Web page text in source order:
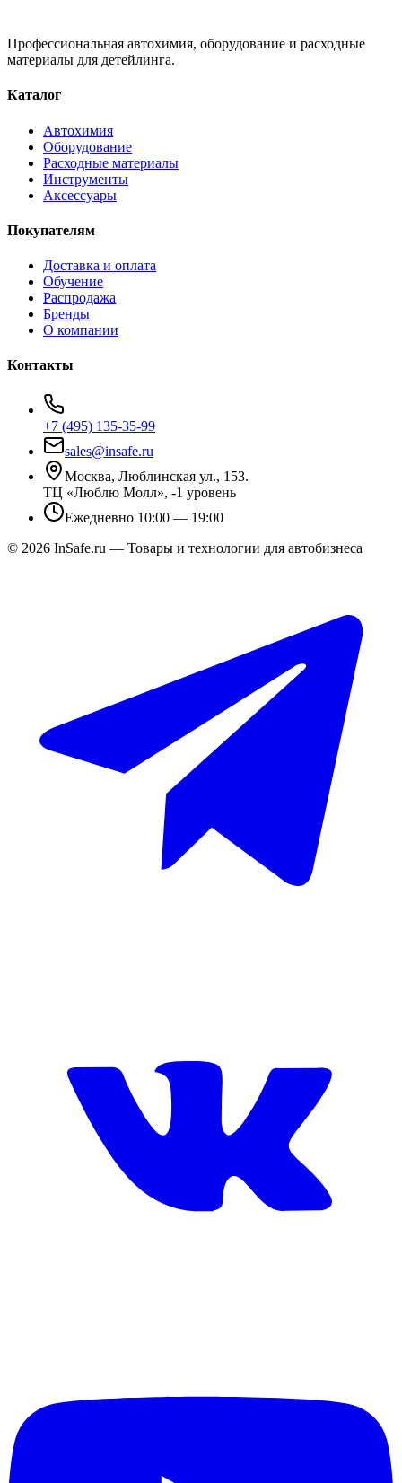
Профессиональная автохимия, оборудование и расходные
материалы для детейлинга.
Каталог
Автохимия
Оборудование
Расходные материалы
Инструменты
Аксессуары
Покупателям
Доставка и оплата
Обучение
Распродажа
Бренды
О компании
Контакты
+7 (495) 135-35-99
sales@insafe.ru
Москва, Люблинская ул., 153.
ТЦ «Люблю Молл», -1 уровень
Ежедневно 10:00 — 19:00
© 2026 InSafe.ru — Товары и технологии для автобизнеса